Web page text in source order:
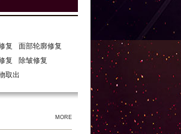
瘦脸，北京瘦脸针，
复
面部轮廓修复
复
除皱修复
取出
MORE